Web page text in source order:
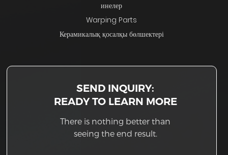
инелер
Warping Parts
Керамикалық қосалқы бөлшектері
SEND INQUIRY:
READY TO LEARN MORE
There is nothing better than
seeing the end result.